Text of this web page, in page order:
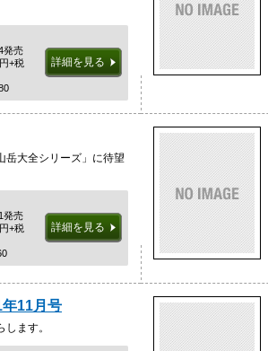
発売
+税
詳細を見る
岳大全シリーズ」に待望
発売
+税
詳細を見る
11月号
ます。